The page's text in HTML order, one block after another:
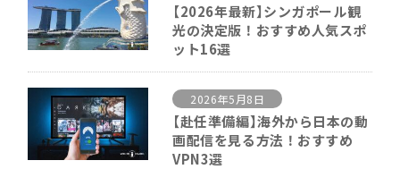
【2026年最新】シンガポール観
光の決定版！おすすめ人気スポ
ット16選
2026年5月8日
【赴任準備編】海外から日本の動
画配信を見る方法！おすすめ
VPN3選